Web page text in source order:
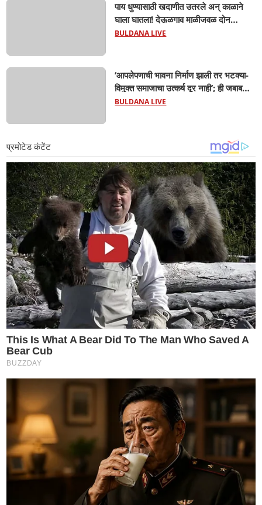
पाय धुण्यासाठी खदाणीत उतरले अन् काळाने
घाला घातला! देऊळगाव माळीजवळ दोन
चिमुकल्यांचा बुडून दुर्दैवी मृत्यू; कोराडी प्रकल्प
BULDANA LIVE
‘आपलेपणाची भावना निर्माण झाली तर भटक्या-
विमुक्त समाजाचा उत्कर्ष दूर नाही’; ही जबाबदारी
केवळ सरकारची नाही,आपल्या सर्वांची !
BULDANA LIVE